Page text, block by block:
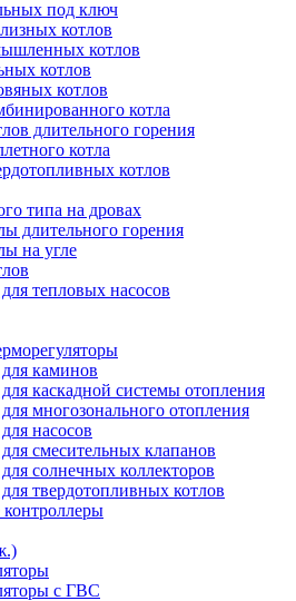
под ключ
котлов
котлов
котлов
котлов
котла
длительного горения
котла
котлов
типа на дровах
длительного горения
на угле
тепловых насосов
каминов
каскадной системы отопления
многозонального отопления
насосов
смесительных клапанов
солнечных коллекторов
твердотопливных котлов
с ГВС